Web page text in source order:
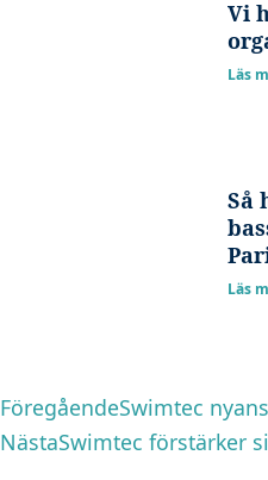
Vi
Läs
Så
Läs
Föregående
FöregåendeSwimtec
NästaSwimtec förstärker